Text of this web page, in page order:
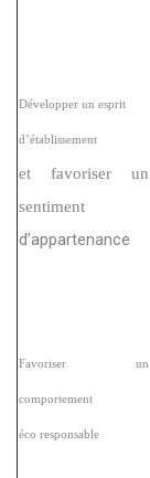
Développer un esprit
d’établissement
et favoriser un
sentiment
d’appartenance
Favoriser un
comportement
éco responsable